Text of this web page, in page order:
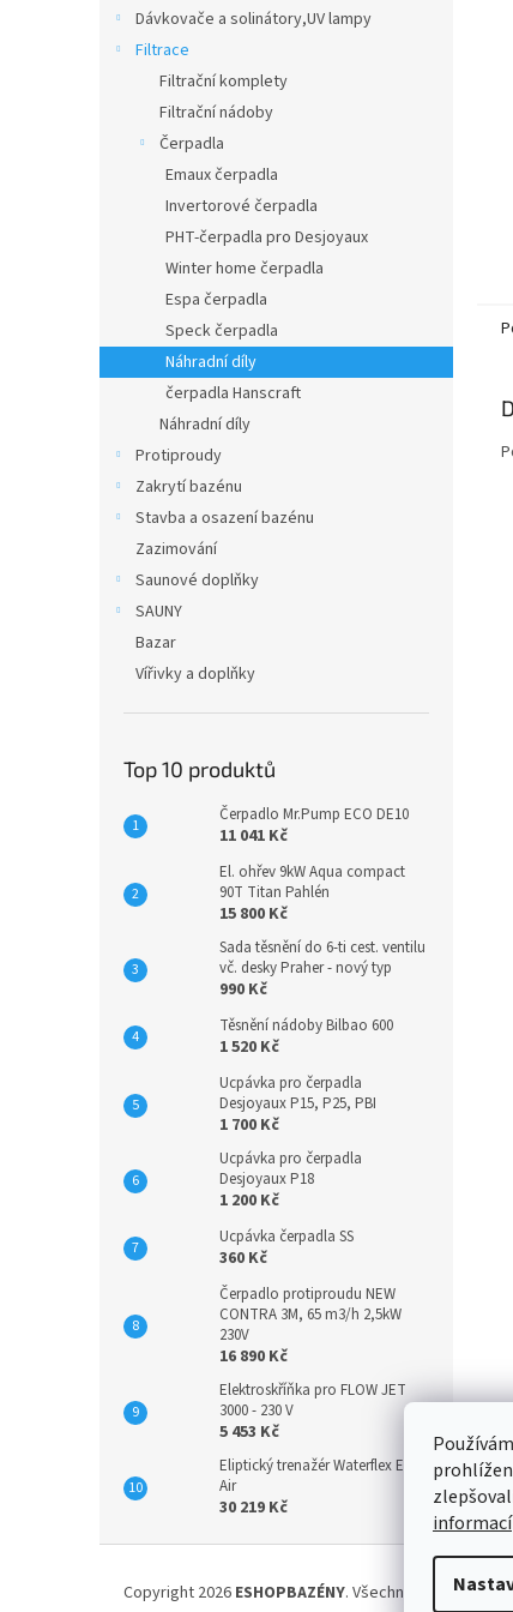
informací
Dávkovače a solinátory,UV lampy
Filtrace
Filtrační komplety
Filtrační nádoby
Čerpadla
Emaux čerpadla
Invertorové čerpadla
PHT-čerpadla pro Desjoyaux
Winter home čerpadla
Espa čerpadla
Speck čerpadla
Náhradní díly
čerpadla Hanscraft
Náhradní díly
Protiproudy
Zakrytí bazénu
Stavba a osazení bazénu
Zazimování
Saunové doplňky
SAUNY
Bazar
Vířivky a doplňky
Top 10 produktů
Čerpadlo Mr.Pump ECO DE10
11 041 Kč
El. ohřev 9kW Aqua compact
90T Titan Pahlén
15 800 Kč
Sada těsnění do 6-ti cest. ventilu
vč. desky Praher - nový typ
990 Kč
Těsnění nádoby Bilbao 600
1 520 Kč
Ucpávka pro čerpadla
Desjoyaux P15, P25, PBI
1 700 Kč
Ucpávka pro čerpadla
Desjoyaux P18
1 200 Kč
Ucpávka čerpadla SS
360 Kč
Čerpadlo protiproudu NEW
CONTRA 3M, 65 m3/h 2,5kW
230V
16 890 Kč
Elektroskříňka pro FLOW JET
3000 - 230 V
5 453 Kč
Eliptický trenažér Waterflex Elly
Air
30 219 Kč
Copyright 2026 ESHOPBAZÉNY. Všechna práva